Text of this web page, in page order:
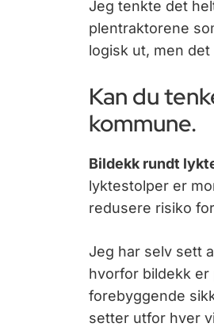
Jeg tenkte det
plentraktorene
logisk ut, men
Kan du
kommune.
Bildekk rundt
lyktestolper er
redusere risiko
Jeg har selv sett
hvorfor bildekk
forebyggende
setter utfor hver